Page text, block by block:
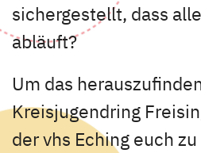
sichergestellt, dass
abläuft?
Um das
Kreisjugendring
der vhs Eching euch